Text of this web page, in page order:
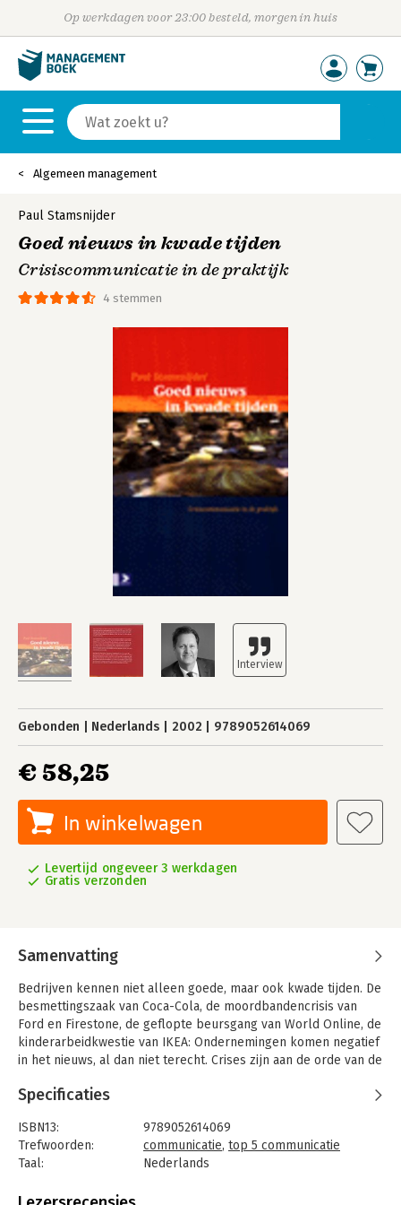
Op werkdagen voor 23:00 besteld, morgen in huis
Algemeen management
4 stemmen
Paul Stamsnijder
Goed nieuws in kwade tijden
Crisiscommunicatie in de praktijk
Gebonden Nederlands 2002 9789052614069
€ 58,25
In winkelwagen
Levertijd ongeveer 3 werkdagen
Gratis verzonden
Samenvatting
Bedrijven kennen niet alleen goede, maar ook kwade tijden. De
besmettingszaak van Coca-Cola, de moordbandencrisis van
Ford en Firestone, de geflopte beursgang van World Online, de
kinderarbeidkwestie van IKEA: Ondernemingen komen negatief
in het nieuws, al dan niet terecht. Crises zijn aan de orde van de
In 'Goed nieuws in kwade tijden' betoogt Paul Stamsnijder dat
een nieuwe periode is aangebroken: het transparantietijdperk.
Wat zich binnen bedrijven afspeelt, wordt steeds zichtbaarder
voor het grote publiek. Door Internet is de grens tussen in- en
dan ooit tot een crisis escaleert. Niet het beeld dat wordt
Specificaties
ISBN13:
9789052614069
Trefwoorden:
communicatie, top 5 communicatie
Taal:
Nederlands
Aantal pagina's: